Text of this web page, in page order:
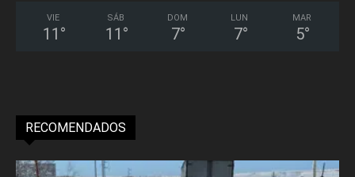
VIE
11 °
SÁB
11 °
DOM
7°
LUN
7°
MAR
5°
RECOMENDADOS